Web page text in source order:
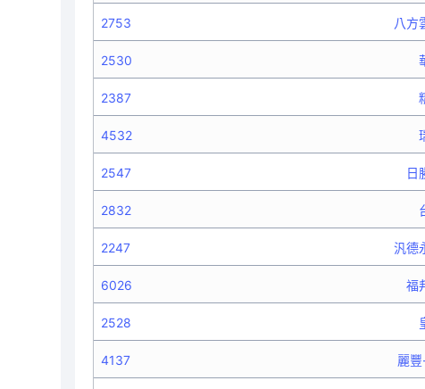
2753 八方
2530
2387
4532
2547 日
2832
2247 汎德
6026 福
2528
4137 麗